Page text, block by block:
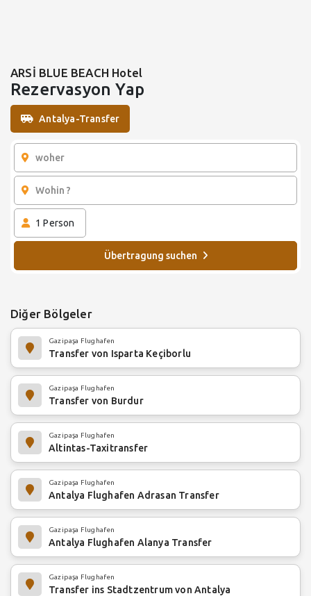
ARSİ BLUE BEACH Hotel
Rezervasyon Yap
Antalya-Transfer
1 Person
Übertragung suchen
Diğer Bölgeler
Gazipaşa Flughafen
Transfer von Isparta Keçiborlu
Gazipaşa Flughafen
Transfer von Burdur
Gazipaşa Flughafen
Altintas-Taxitransfer
Gazipaşa Flughafen
Antalya Flughafen Adrasan Transfer
Gazipaşa Flughafen
Antalya Flughafen Alanya Transfer
Gazipaşa Flughafen
Transfer ins Stadtzentrum von Antalya